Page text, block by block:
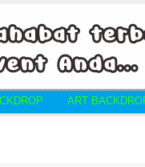
ART